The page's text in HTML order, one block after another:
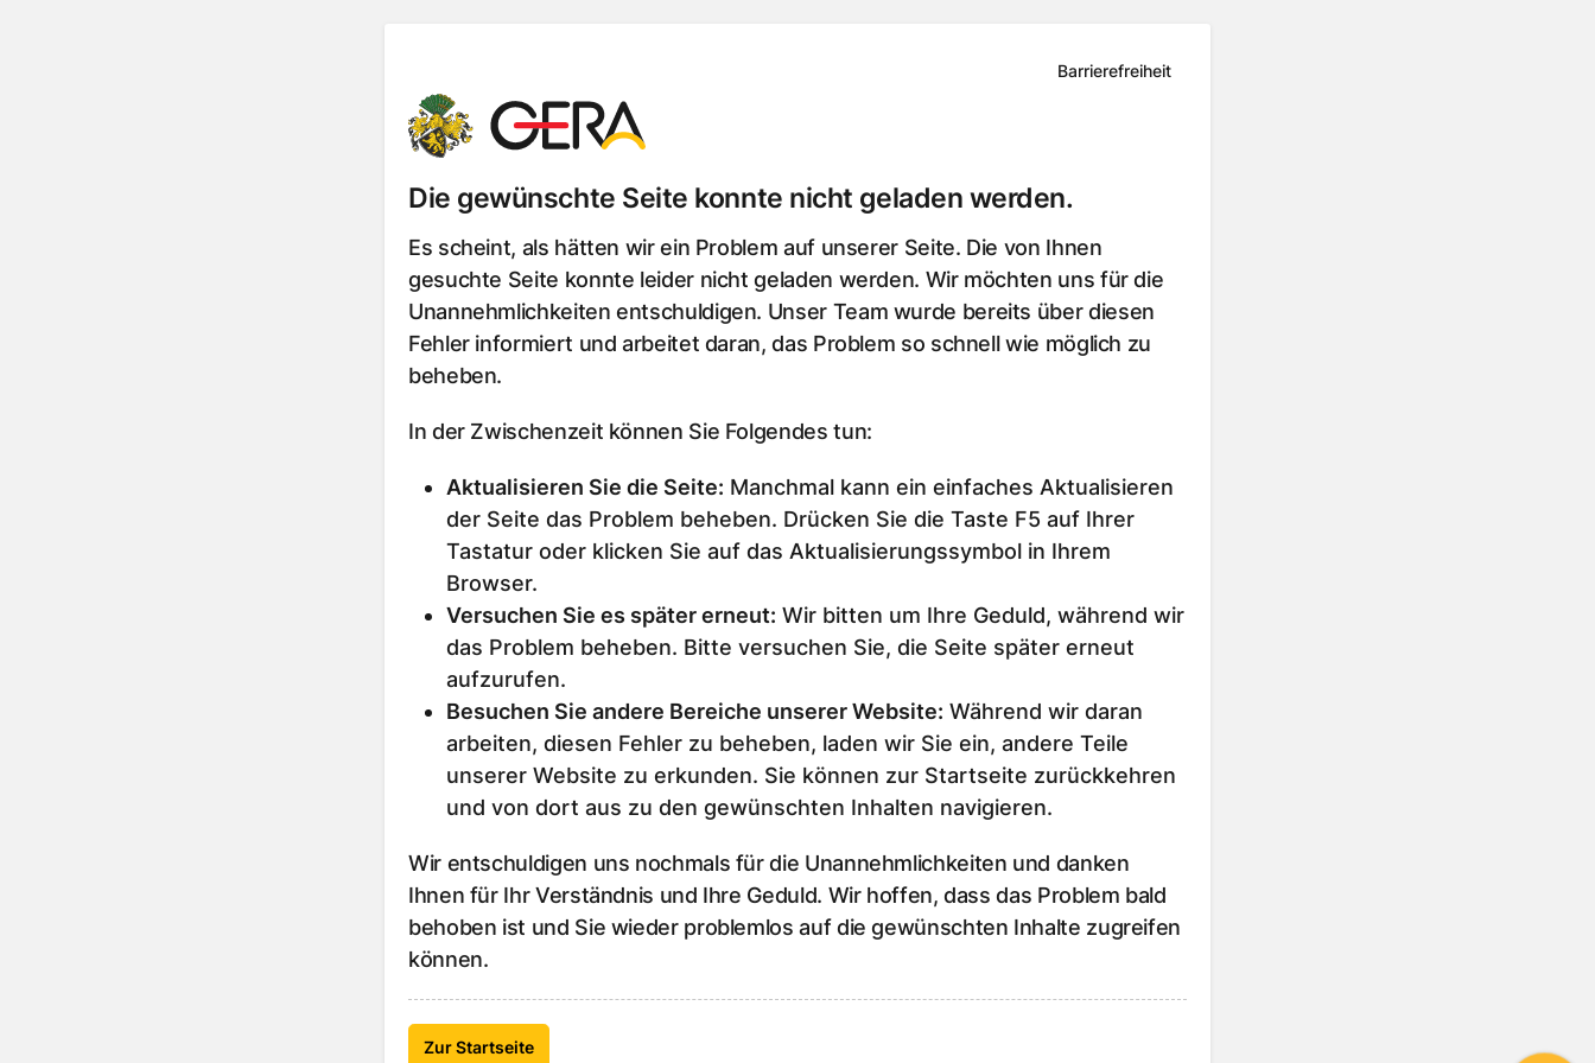
Barrierefreiheit
Die gewünschte Seite konnte nicht geladen werden.
Es scheint, als hätten wir ein Problem auf unserer Seite. Die von Ihnen
gesuchte Seite konnte leider nicht geladen werden. Wir möchten uns für die
Unannehmlichkeiten entschuldigen. Unser Team wurde bereits über diesen
Fehler informiert und arbeitet daran, das Problem so schnell wie möglich zu
beheben.
In der Zwischenzeit können Sie Folgendes tun:
Aktualisieren Sie die Seite: Manchmal kann ein einfaches Aktualisieren
der Seite das Problem beheben. Drücken Sie die Taste F5 auf Ihrer
Tastatur oder klicken Sie auf das Aktualisierungssymbol in Ihrem
Browser.
Versuchen Sie es später erneut: Wir bitten um Ihre Geduld, während wir
das Problem beheben. Bitte versuchen Sie, die Seite später erneut
aufzurufen.
Besuchen Sie andere Bereiche unserer Website: Während wir daran
arbeiten, diesen Fehler zu beheben, laden wir Sie ein, andere Teile
unserer Website zu erkunden. Sie können zur Startseite zurückkehren
und von dort aus zu den gewünschten Inhalten navigieren.
Wir entschuldigen uns nochmals für die Unannehmlichkeiten und danken
Ihnen für Ihr Verständnis und Ihre Geduld. Wir hoffen, dass das Problem bald
behoben ist und Sie wieder problemlos auf die gewünschten Inhalte zugreifen
können.
Zur Startseite